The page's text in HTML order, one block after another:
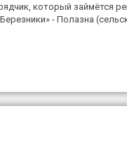
который займётся
- Полазна